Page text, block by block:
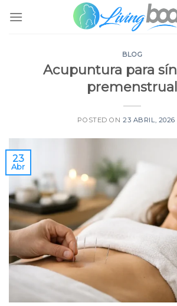
BLOG
Acupuntura para
premenstrual
POSTED ON23 ABRIL, 2026
23
Abr